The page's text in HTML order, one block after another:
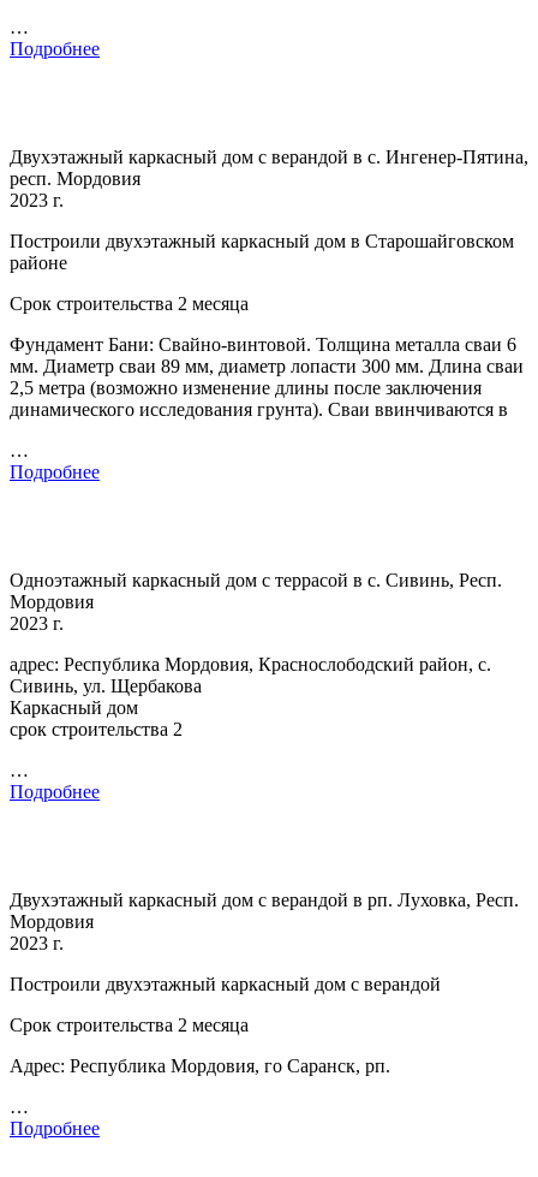
…
Подробнее
Двухэтажный каркасный дом с верандой в с. Ингенер-Пятина,
респ. Мордовия
2023 г.
Построили двухэтажный каркасный дом в Старошайговском
районе
Срок строительства 2 месяца
Фундамент Бани: Свайно-винтовой. Толщина металла сваи 6
мм. Диаметр сваи 89 мм, диаметр лопасти 300 мм. Длина сваи
2,5 метра (возможно изменение длины после заключения
динамического исследования грунта). Сваи ввинчиваются в
…
Подробнее
Одноэтажный каркасный дом с террасой в с. Сивинь, Респ.
Мордовия
2023 г.
адрес: Республика Мордовия, Краснослободский район, с.
Сивинь, ул. Щербакова
Каркасный дом
срок строительства 2
…
Подробнее
Двухэтажный каркасный дом с верандой в рп. Луховка, Респ.
Мордовия
2023 г.
Построили двухэтажный каркасный дом с верандой
Срок строительства 2 месяца
Адрес: Республика Мордовия, го Саранск, рп.
…
Подробнее